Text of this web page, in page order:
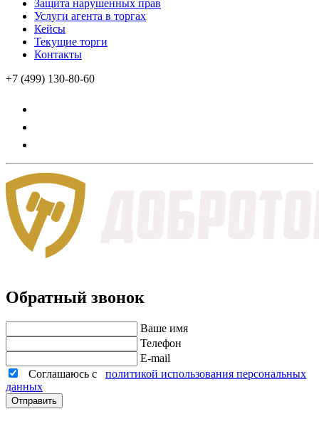
Защита нарушенных прав
Услуги агента в торгах
Кейсы
Текущие торги
Контакты
+7 (499) 130-80-60
Обратный звонок
Ваше имя
Телефон
E-mail
Соглашаюсь с политикой использования персональных
данных
Отправить